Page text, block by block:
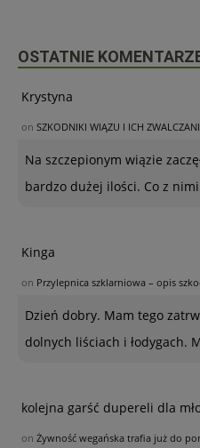
OSTATNIE
Krystyna
on SZKODNIKI WIĄZU I ICH
Na szczepionym wiązie
bardzo dużej ilości. Co z
Kinga
on Przylepnica szklarniowa – opis
Dzień dobry. Mam tego
dolnych liściach i łodygach.
kolejna garść dupereli dla
on Żywność wegańska trafia już do